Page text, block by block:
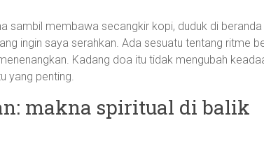
sambil membawa secangkir kopi, duduk di beranda
ingin saya serahkan. Ada sesuatu tentang ritme
Kadang doa itu tidak mengubah
yang penting.
makna spiritual di balik